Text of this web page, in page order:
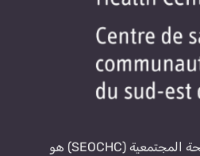
مركز جنوب شرق أوتاوا للصحة المجتمعية (SEOCHC) هو